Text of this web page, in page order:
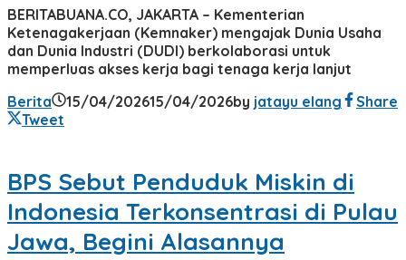
BERITABUANA.CO, JAKARTA – Kementerian
Ketenagakerjaan (Kemnaker) mengajak Dunia Usaha
dan Dunia Industri (DUDI) berkolaborasi untuk
memperluas akses kerja bagi tenaga kerja lanjut
Berita
15/04/202615/04/2026by jatayu elang
Share
Tweet
BPS Sebut Penduduk Miskin di
Indonesia Terkonsentrasi di Pulau
Jawa, Begini Alasannya